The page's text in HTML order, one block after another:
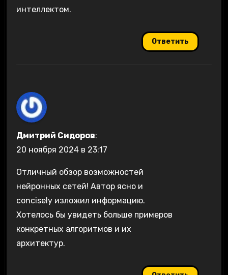
интеллектом.
Ответить
Дмитрий Сидоров:
20 ноября 2024 в 23:17
Отличный обзор возможностей
нейронных сетей! Автор ясно и
concisely изложил информацию.
Хотелось бы увидеть больше примеров
конкретных алгоритмов и их
архитектур.